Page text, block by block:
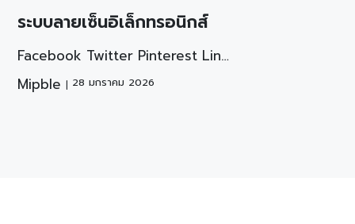
ระบบลายเซ็นอิเล็กทรอนิกส์
Facebook Twitter Pinterest Lin…
Mipble
28 มกราคม 2026